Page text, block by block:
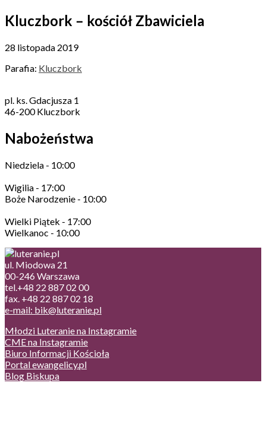
Kluczbork – kościół Zbawiciela
28 listopada 2019
Parafia: Kluczbork
pl. ks. Gdacjusza 1
46-200 Kluczbork
Nabożeństwa
Niedziela - 10:00
Wigilia - 17:00
Boże Narodzenie - 10:00
Wielki Piątek - 17:00
Wielkanoc - 10:00
ul. Miodowa 21
00-246 Warszawa
tel.+48 22 887 02 00
fax. +48 22 887 02 18
e-mail: bik@luteranie.pl
Młodzi Luteranie na Instagramie
CME na Instagramie
Biuro Informacji Kościoła
Portal ewangelicy.pl
Blog Biskupa